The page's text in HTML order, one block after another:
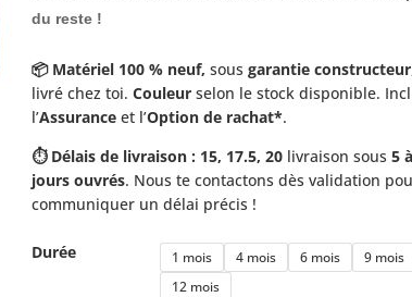
du reste !
📦 Matériel 100 % neuf, sousgarantie constructeur
livré chez toi.Couleur selon le stock disponible.
l’Assurance et l’Option de rachat*.
⏱️ Délais de livraison : 15, 17.5, 20 livraison sous5
jours ouvrés. Nous te contactons dès validation
communiquer un délai précis !
Durée 1 mois 4 mois 6 mois
9 mois
12 mois